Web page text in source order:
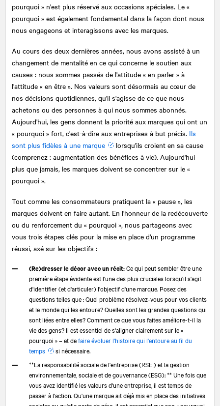
pourquoi » n'est plus réservé aux occasions spéciales. Le «
pourquoi » est également fondamental dans la façon dont nous
nous engageons et interagissons avec les marques.
Au cours des deux dernières années, nous avons assisté à un
changement de mentalité en ce qui concerne le soutien aux
causes : nous sommes passés de l'attitude « en parler » à
l'attitude « en être ». Nos valeurs sont désormais au cœur de
nos décisions quotidiennes, qu'il s'agisse de ce que nous
achetons ou des personnes à qui nous sommes abonnés.
Aujourd'hui, les gens donnent la priorité aux marques qui ont un
« pourquoi » fort, c'est-à-dire aux entreprises à but précis. Ils
sont plus fidèles à une marque
lorsqu'ils croient en sa cause
(comprenez : augmentation des bénéfices à vie). Aujourd'hui
plus que jamais, les marques doivent se concentrer sur le «
pourquoi ».
Tout comme les consommateurs pratiquent la « pause », les
marques doivent en faire autant. En l'honneur de la redécouverte
ou du renforcement du « pourquoi », nous partageons avec
vous trois étapes clés pour la mise en place d'un programme
réussi, axé sur les objectifs :
(Re)dresser le décor avec un récit:Ce qui peut sembler être une
première étape évidente est l'une des plus cruciales lorsqu'il s'agit
d'identifier (et d'articuler) l'objectif d'une marque. Posez des
questions telles que : Quel problème résolvez-vous pour vos clients
et le monde qui les entoure? Quelles sont les grandes questions qui
sont liées entre elles? Comment ce que vous faites améliore-t-il la
vie des gens? Il est essentiel de s'aligner clairement sur le «
pourquoi » – et defaire évoluer l'histoire qui l'entoure au fil du
temps
si nécessaire.
**La responsabilité sociale de l'entreprise (RSE ) et la gestion
environnementale, sociale et de gouvernance (ESG): ** Une fois que
vous avez identifié les valeurs d'une entreprise, il est temps de
passer à l'action. Qu'une marque ait déjà mis en place des initiatives